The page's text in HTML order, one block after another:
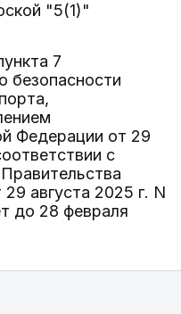
"5(1)"
7
безопасности
Федерации от 29
с
августа 2025 г. N
до 28 февраля